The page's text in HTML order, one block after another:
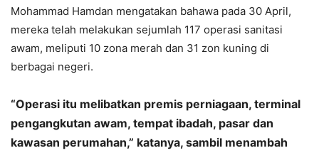
Mohammad Hamdan mengatakan bahawa pada 30 April,
mereka telah melakukan sejumlah 117 operasi sanitasi
awam, meliputi 10 zona merah dan 31 zon kuning di
berbagai negeri.
“Operasi itu melibatkan premis perniagaan, terminal
pengangkutan awam, tempat ibadah, pasar dan
kawasan perumahan,” katanya, sambil menambah